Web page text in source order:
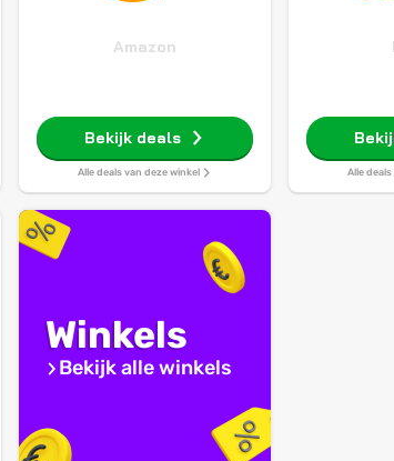
Amazon
Bekijk deals
Alle deals van deze winkel Alle
Winkels
Bekijk alle winkels